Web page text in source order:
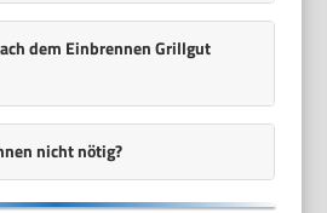
dem Einbrennen Grillgut
nicht nötig?